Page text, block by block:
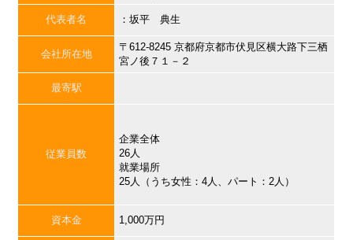
代表者名 ：坂平 典生
会社所在地
〒612-8245 京都府京都市伏見区横大路下三栖
宮ノ後７１－２
最寄駅
従業員数
企業全体
26人
就業場所
25人（うち女性：4人、パート：2人）
資本金 1,000万円